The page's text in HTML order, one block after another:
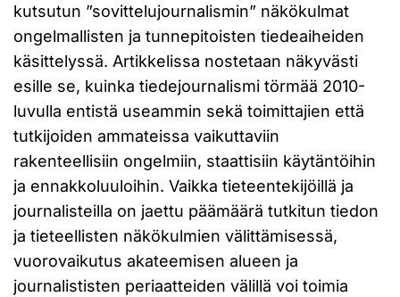
kutsutun ”sovittelujournalismin” näkökulmat
ongelmallisten ja tunnepitoisten tiedeaiheiden
käsittelyssä. Artikkelissa nostetaan näkyvästi
esille se, kuinka tiedejournalismi törmää 2010-
luvulla entistä useammin sekä toimittajien että
tutkijoiden ammateissa vaikuttaviin
rakenteellisiin ongelmiin, staattisiin käytäntöihin
ja ennakkoluuloihin. Vaikka tieteentekijöillä ja
journalisteilla on jaettu päämäärä tutkitun tiedon
ja tieteellisten näkökulmien välittämisessä,
vuorovaikutus akateemisen alueen ja
journalististen periaatteiden välillä voi toimia